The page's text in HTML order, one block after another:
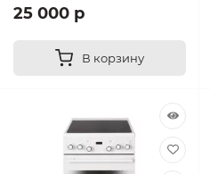
25 000 р
В корзину